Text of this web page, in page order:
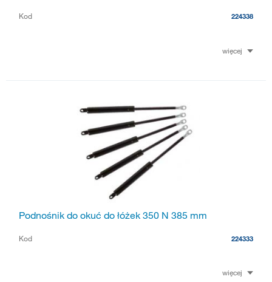
Kod 224338
więcej
Podnośnik do okuć do łóżek 350 N 385 mm
Kod 224333
więcej